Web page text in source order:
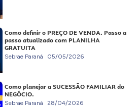
Como definir o PREÇO DE VENDA. Passo a
passo atualizado com PLANILHA
GRATUITA
Sebrae Paraná 05/05/2026
Como planejar a SUCESSÃO FAMILIAR do
NEGÓCIO.
Sebrae Paraná 28/04/2026